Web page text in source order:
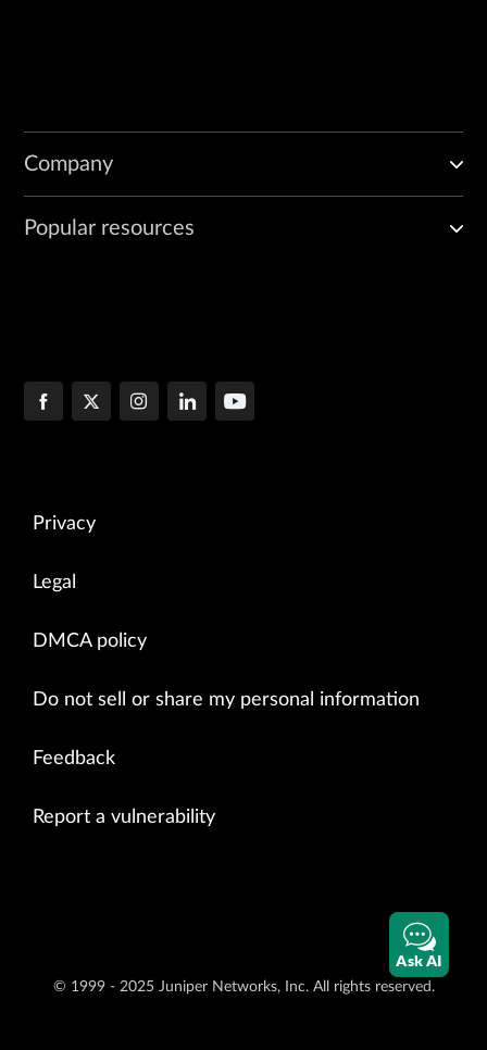
Company
Popular resources
Privacy
Legal
DMCA policy
Do not sell or share my personal information
Feedback
Report a vulnerability
© 1999 - 2025 Juniper Networks, Inc. All rights reserved.
Ask AI